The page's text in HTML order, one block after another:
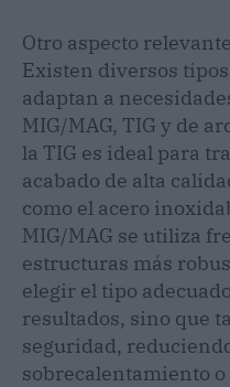
Otro aspecto
Existen diversos
adaptan a
MIG/MAG, TIG y de
la TIG es ideal para
acabado de alta
como el acero
MIG/MAG se utiliza
estructuras más
elegir el tipo
resultados, sino que
seguridad,
sobrecalentamiento